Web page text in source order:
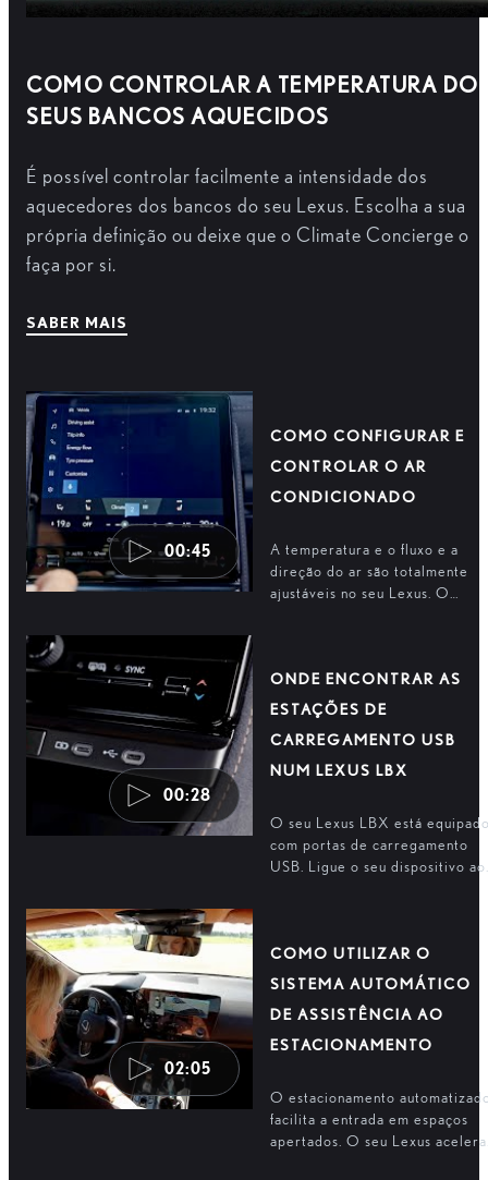
COMO CONTROLAR A TEMPERATURA
SEUS BANCOS AQUECIDOS
É possível controlar facilmente a intensidade dos
aquecedores dos bancos do seu Lexus. Escolha a sua
própria definição ou deixe que o Climate Concierge o
faça por si.
SABER MAIS
00:45
COMO CONFIGURAR E
CONTROLAR O AR
CONDICIONADO
A temperatura e o fluxo e a
direção do ar são totalmente
ajustáveis no seu Lexus. O
00:28
ONDE ENCONTRAR AS
ESTAÇÕES DE
CARREGAMENTO USB
NUM LEXUS LBX
O seu Lexus LBX está
com portas de carregamento
USB. Ligue o seu dispositivo ao
02:05
COMO UTILIZAR O
SISTEMA AUTOMÁTICO
DE ASSISTÊNCIA AO
ESTACIONAMENTO
O estacionamento
facilita a entrada em espaços
apertados. O seu Lexus